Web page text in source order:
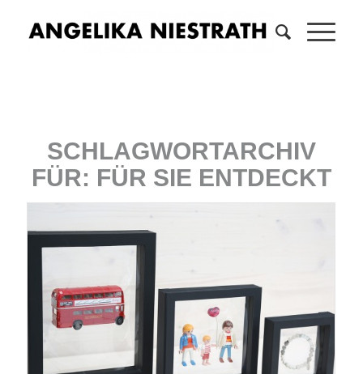
SCHLAGWORTARCHIV
FÜR: FÜR SIE ENTDECKT